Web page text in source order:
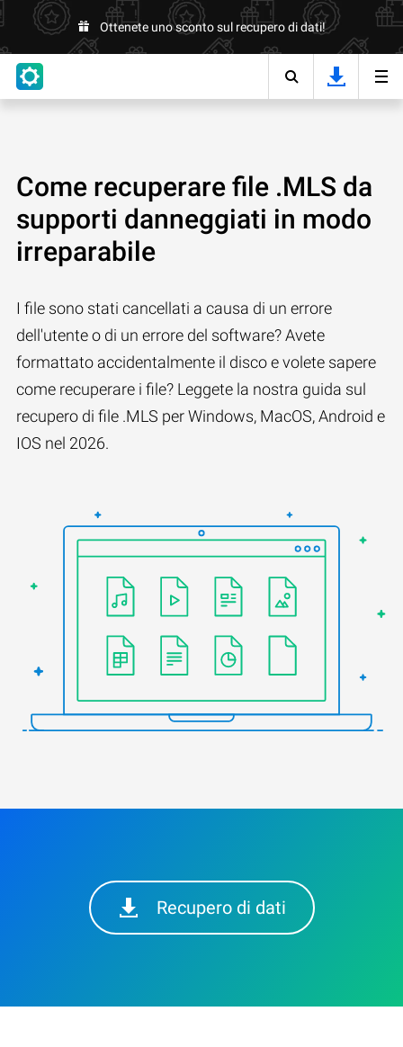
Ottenete uno sconto sul recupero di dati!
Come recuperare file .MLS da
supporti danneggiati in modo
irreparabile
I file sono stati cancellati a causa di un errore
dell'utente o di un errore del software? Avete
formattato accidentalmente il disco e volete sapere
come recuperare i file? Leggete la nostra guida sul
recupero di file .MLS per Windows, MacOS, Android e
IOS nel 2026.
Recupero di dati